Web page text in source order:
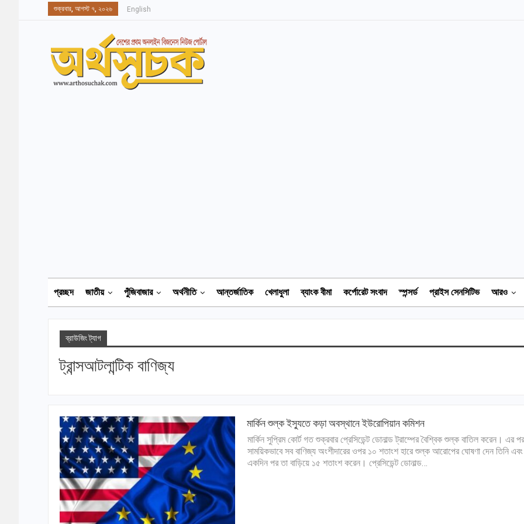
শুক্রবার, আগস্ট ৭, ২০২৬ English
প্রচ্ছদ জাতীয় পুঁজিবাজার অর্থনীতি আন্তর্জাতিক খেলাধুলা ব্যাংক বীমা কর্পোরেট সংবাদ স্পন্সর্ড প্রাইস সেনসিটিভ আরও
ব্রাউজিং ট্যাগ
ট্রান্সআটলান্টিক বাণিজ্য
মার্কিন শুল্ক ইস্যুতে কড়া অবস্থানে ইউরোপিয়ান কমিশন
মার্কিন সুপ্রিম কোর্ট গত শুক্রবার প্রেসিডেন্ট ডোনাল্ড ট্রাম্পের বৈশ্বিক শুল্ক বাতিল করেন। এর পর
সাময়িকভাবে সব বাণিজ্য অংশীদারের ওপর ১০ শতাংশ হারে শুল্ক আরোপের ঘোষণা দেন তিনি এবং
একদিন পর তা বাড়িয়ে ১৫ শতাংশ করেন। প্রেসিডেন্ট ডোনাল্ড…